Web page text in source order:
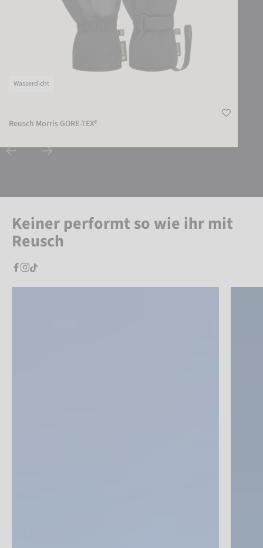
Wasserdicht
Reusch Morris GORE-TEX®
Keiner performt so wie ihr mit
Reusch